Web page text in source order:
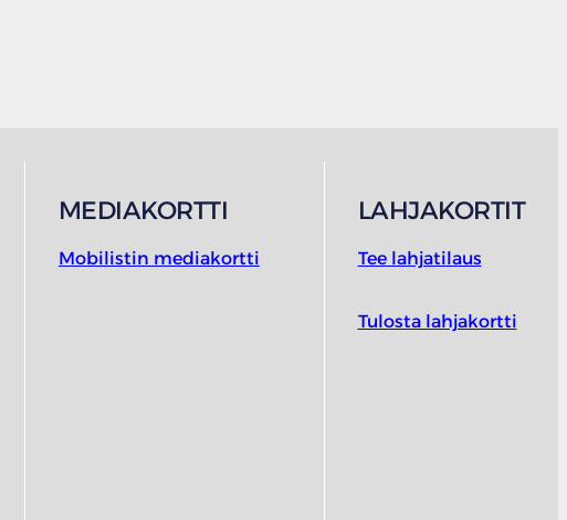
MEDIAKORTTI
Mobilistin mediakortti
LAHJAKORTIT
Tee lahjatilaus
Tulosta lahjakortti